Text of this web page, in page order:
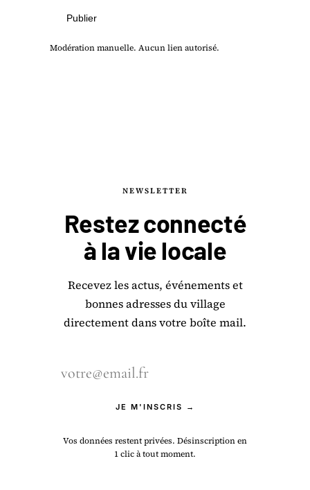
Publier
Modération manuelle. Aucun lien autorisé.
NEWSLETTER
Restez connecté
à lavie locale
Recevez les actus, événements et
bonnes adresses du village
directement dans votre boîte mail.
JE M'INSCRIS →
Vos données restent privées. Désinscription en
1 clic à tout moment.